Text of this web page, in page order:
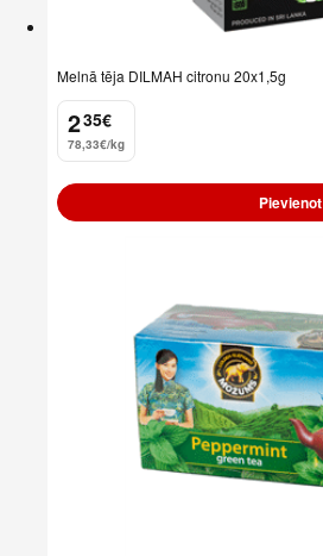
Melnā tēja DILMAH citronu 20x1,5g
2
. 35€
78,33€/kg
Pievienot